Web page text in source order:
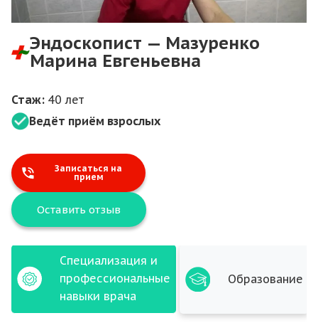
Эндоскопист — Мазуренко
Марина Евгеньевна
Стаж: 40 лет
Ведёт приём взрослых
Записаться на
прием
Оставить отзыв
Специализация и
профессиональные
навыки врача
Образование